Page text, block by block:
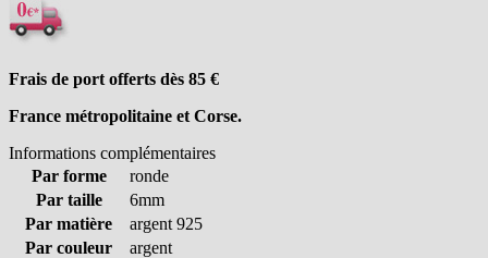
Frais de port offerts dès 85 €
France métropolitaine et Corse.
Informations complémentaires
Par forme
ronde
Par taille
6mm
Par matière
argent 925
Par couleur
argent